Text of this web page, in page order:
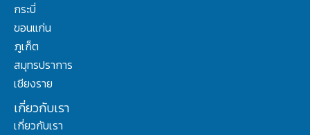
กระบี่
ขอนแก่น
ภูเก็ต
สมุทรปราการ
เชียงราย
เกี่ยวกับเรา
เกี่ยวกับเรา